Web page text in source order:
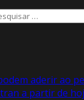
aderir ao
a partir de